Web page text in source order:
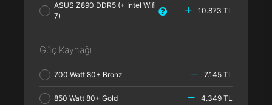
ASUS Z890 DDR5 (+ Intel Wifi
7)
10.873 TL
Güç Kaynağı
700 Watt 80+ Bronz 7.145 TL
850 Watt 80+ Gold 4.349 TL